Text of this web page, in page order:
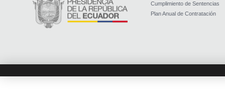
Cumplimiento de Sentencias
Plan Anual de Contratación